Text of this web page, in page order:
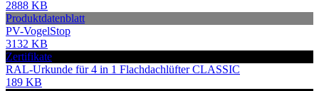
2888 KB
Produktdatenblatt
PV-VogelStop
3132 KB
Zertifikate
RAL-Urkunde für 4 in 1 Flachdachlüfter CLASSIC
189 KB